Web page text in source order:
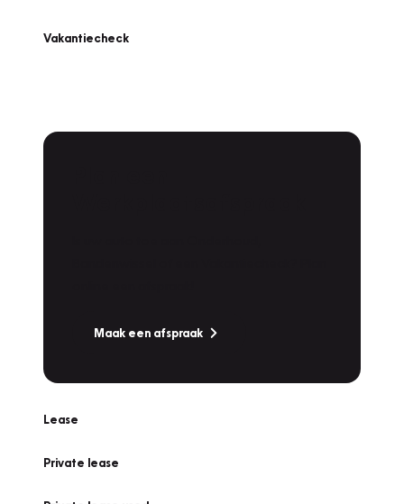
Vakantiecheck
Maak een afspraak
Lease
Private lease